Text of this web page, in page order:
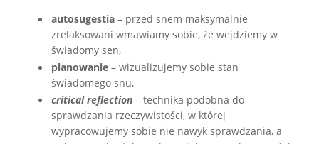
autosugestia – przed snem maksymalnie
zrelaksowani wmawiamy sobie, że wejdziemy w
świadomy sen,
planowanie – wizualizujemy sobie stan
świadomego snu,
critical reflection – technika podobna do
sprawdzania rzeczywistości, w której
wypracowujemy sobie nie nawyk sprawdzania, a